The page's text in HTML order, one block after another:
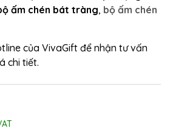
ấm chén bát tràng, bộ ấm chén
của VivaGift để nhận tư vấn
chi tiết.